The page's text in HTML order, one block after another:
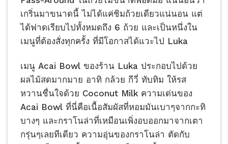
เกริ่นมาขนาดนี้ ไม่ได้แค่ชิมถ้วยเดียวแน่นอน แต่
ได้ฟาดเรียบไปทั้งหมดถึง 6 ถ้วย และเป็นหนึ่งใน
เมนูที่ต้องสั่งทุกครั้ง ที่มีโอกาสได้แวะไป Luka
เมนู Acai Bowl ของร้าน Luka ประกอบไปด้วย
ผลไม้สดมากมาย อาทิ กล้วย กีวี่ ทับทิม ให้รส
หวานชื่นใจด้วย Coconut Milk ความเด่นของ
Acai Bowl ที่นี่คือเนื้อสัมผัสที่หอมมันเบาๆจากกะทิ
บางๆ และกราโนล่าที่เหมือนเพิ่งอบออกมาจากเตา
กรุ่นๆเลยทีเดียว ความอุ่นของกราโนล่า ตัดกับ